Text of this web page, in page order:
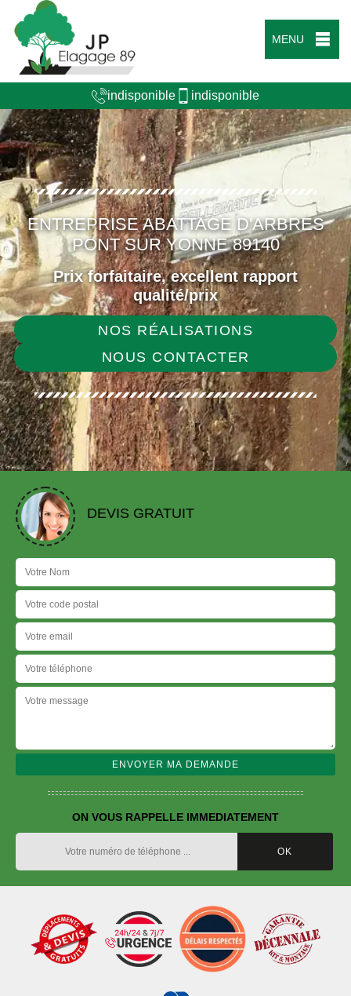
MENU
indisponible indisponible
ENTREPRISE ABATTAGE D'ARBRES
PONT SUR YONNE 89140
Prix forfaitaire, excellent rapport
qualité/prix
NOS RÉALISATIONS
NOUS CONTACTER
DEVIS GRATUIT
ON VOUS RAPPELLE IMMEDIATEMENT